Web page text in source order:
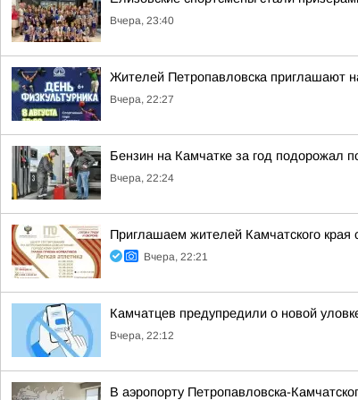
Вчера, 23:40
Жителей Петропавловска приглашают
Вчера, 22:27
Бензин на Камчатке за год подорожал
Вчера, 22:24
Приглашаем жителей Камчатского края
Вчера, 22:21
Камчатцев предупредили о новой
Вчера, 22:12
В аэропорту Петропавловска-